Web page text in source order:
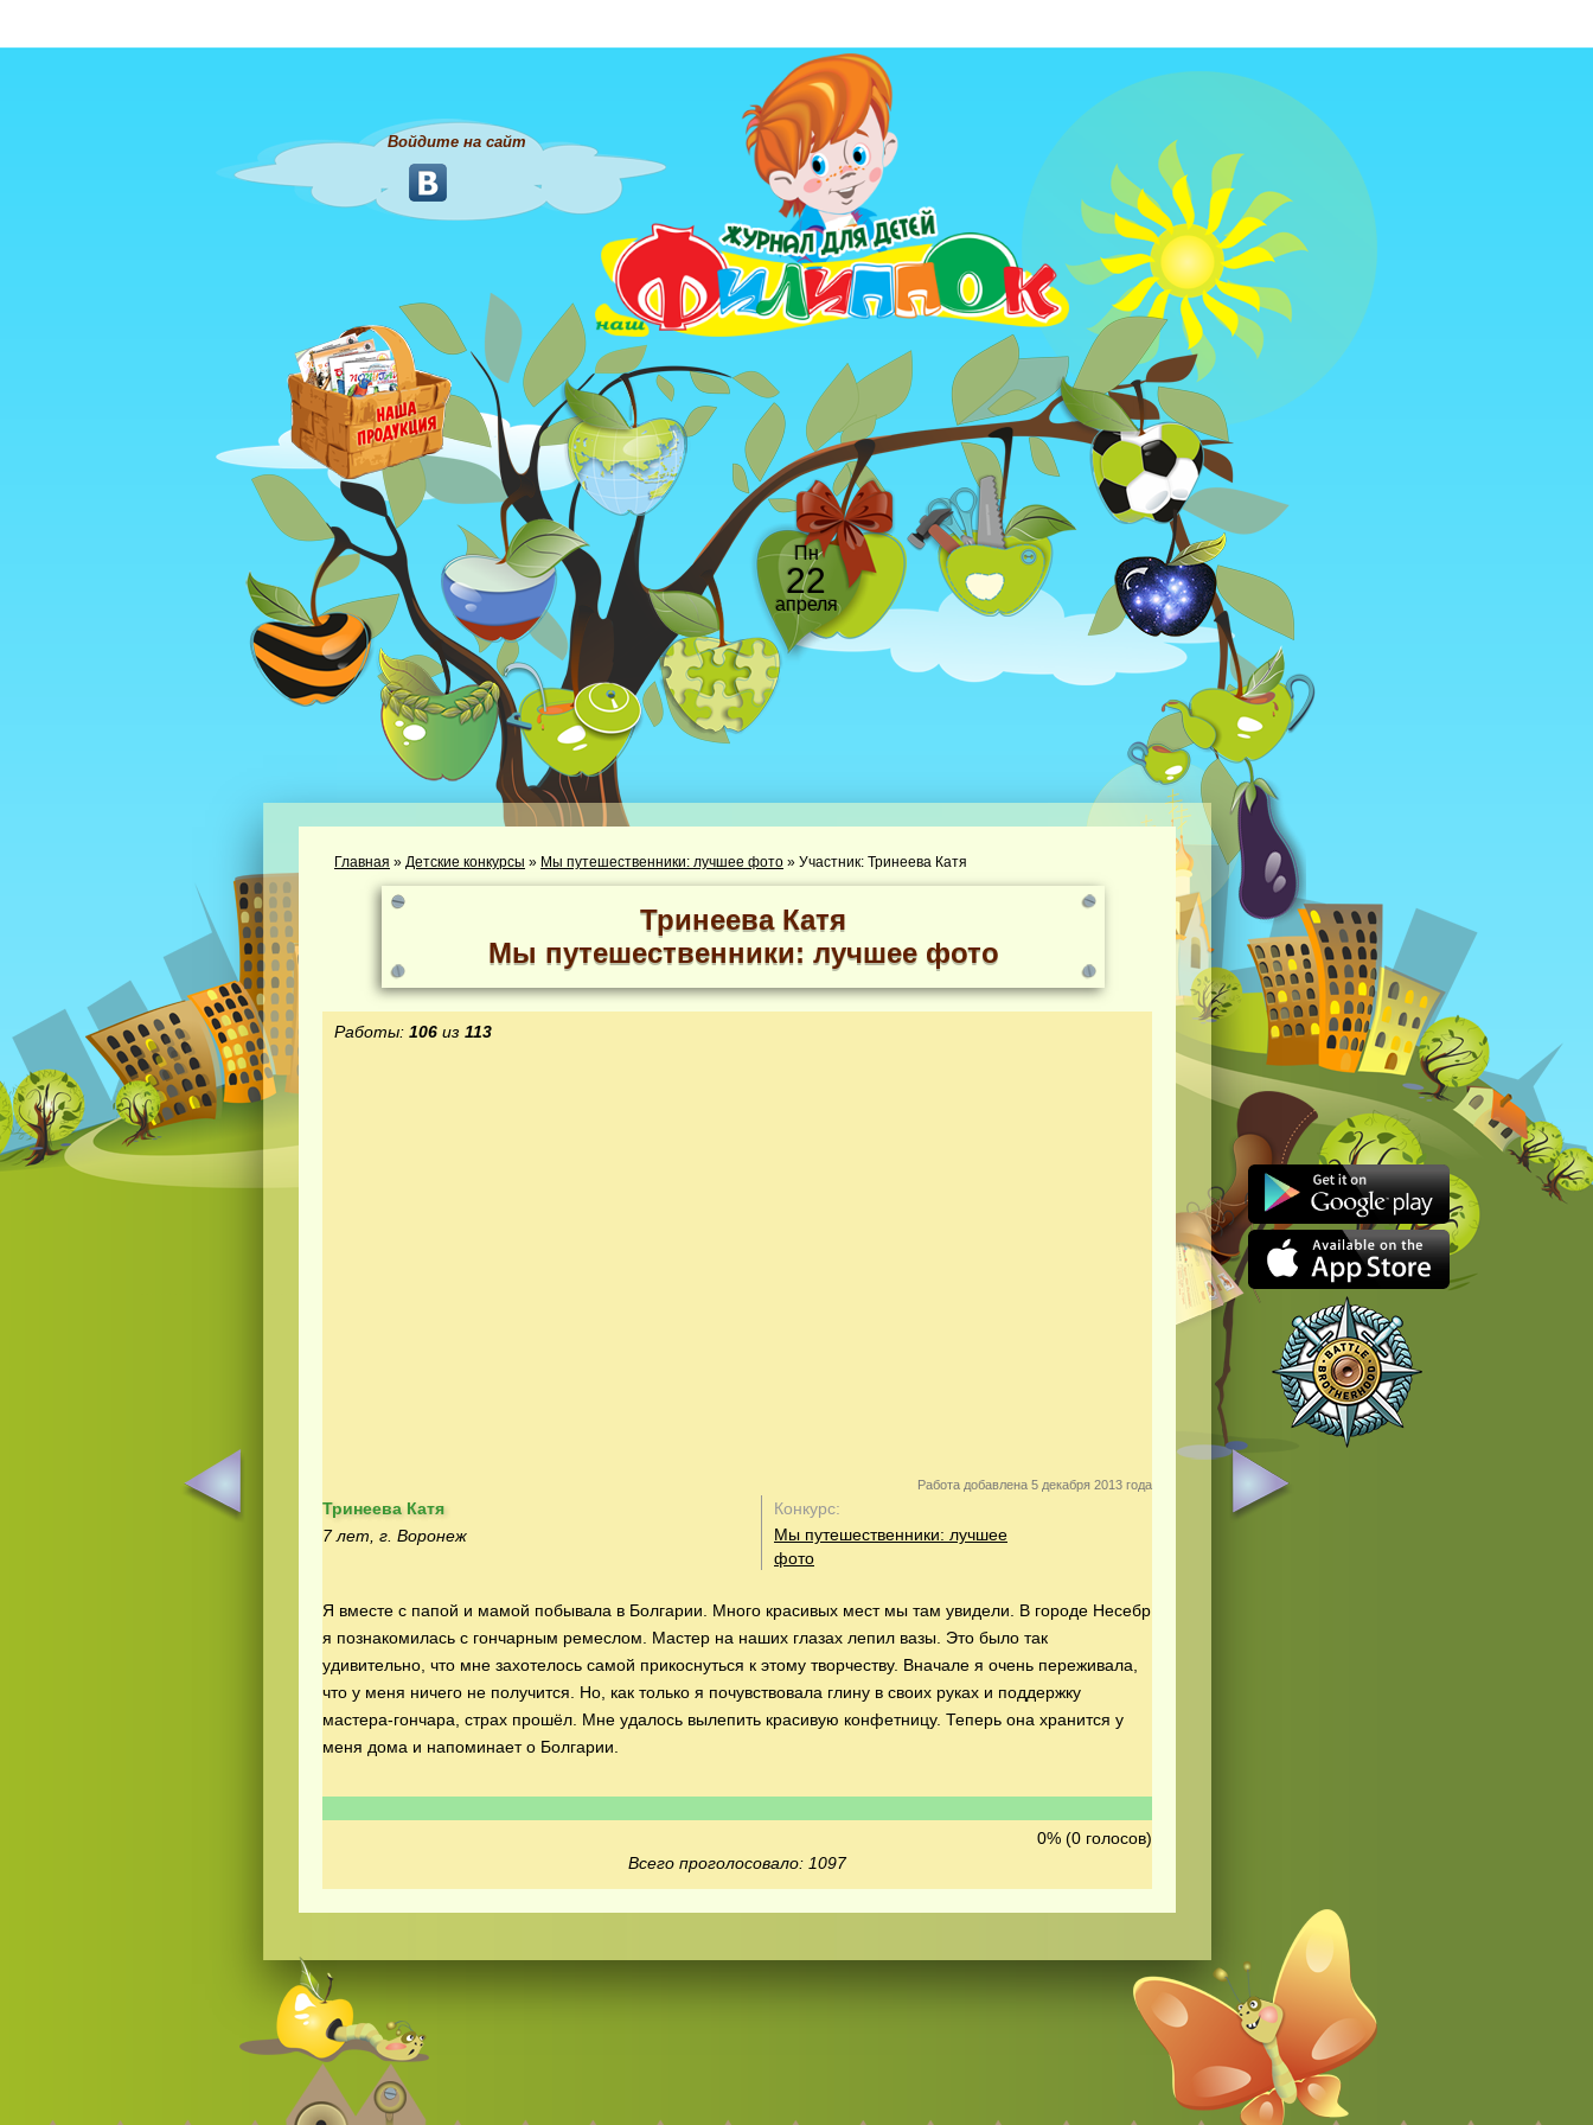
Войдите на сайт
Пн
22
апреля
Главная » Детские конкурсы » Мы путешественники: лучшее фото » Участник: Тринеева Катя
Тринеева Катя
Мы путешественники: лучшее фото
Работы: 106 из 113
Работа добавлена 5 декабря 2013 года
Тринеева Катя
7 лет, г. Воронеж
Конкурс:
Мы путешественники: лучшее
фото
Я вместе с папой и мамой побывала в Болгарии. Много красивых мест мы там увидели. В городе Несебр
я познакомилась с гончарным ремеслом. Мастер на наших глазах лепил вазы. Это было так
удивительно, что мне захотелось самой прикоснуться к этому творчеству. Вначале я очень переживала,
что у меня ничего не получится. Но, как только я почувствовала глину в своих руках и поддержку
мастера-гончара, страх прошёл. Мне удалось вылепить красивую конфетницу. Теперь она хранится у
меня дома и напоминает о Болгарии.
0% (0 голосов)
Всего проголосовало: 1097